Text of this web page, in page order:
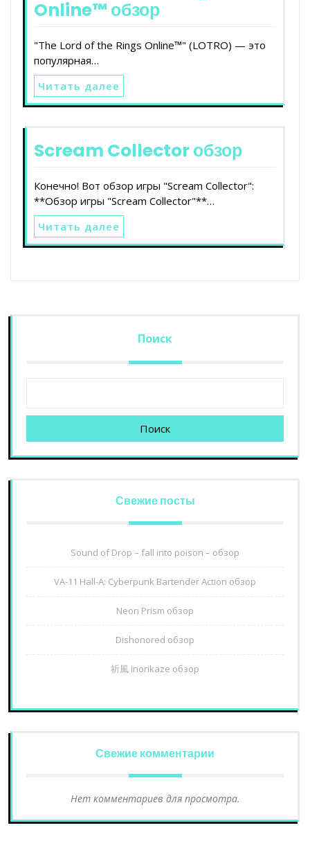
Online™ обзор
"The Lord of the Rings Online™" (LOTRO) — это
популярная…
Читать далее
Scream Collector обзор
Конечно! Вот обзор игры "Scream Collector":
**Обзор игры "Scream Collector"**…
Читать далее
Поиск
Поиск
Свежие посты
Sound of Drop – fall into poison – обзор
VA-11 Hall-A: Cyberpunk Bartender Action обзор
Neon Prism обзор
Dishonored обзор
祈風 Inorikaze обзор
Свежие комментарии
Нет комментариев для просмотра.